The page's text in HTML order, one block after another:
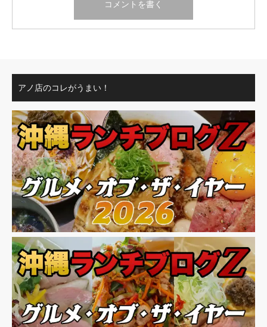
アノ店のコレがうまい！